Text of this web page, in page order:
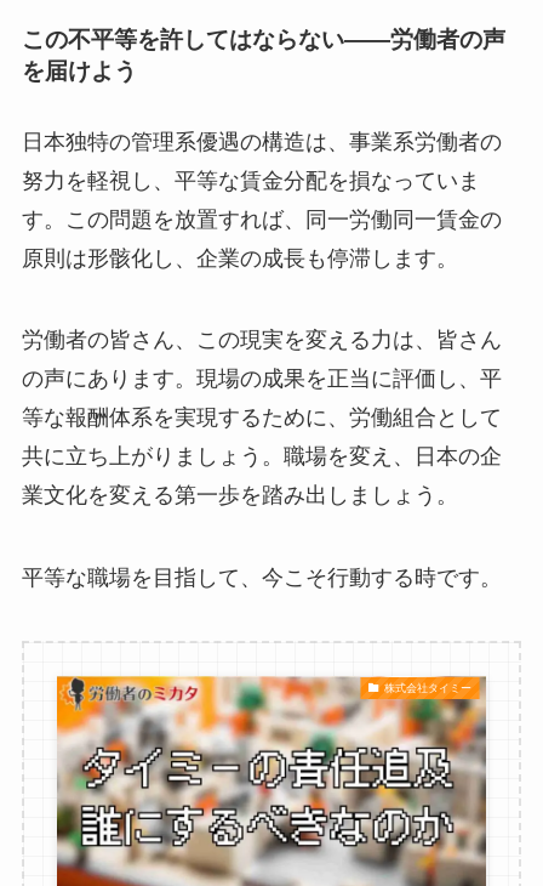
この不平等を許してはならない――労働者の声
を届けよう
日本独特の管理系優遇の構造は、事業系労働者の
努力を軽視し、平等な賃金分配を損なっていま
す。この問題を放置すれば、同一労働同一賃金の
原則は形骸化し、企業の成長も停滞します。
労働者の皆さん、この現実を変える力は、皆さん
の声にあります。現場の成果を正当に評価し、平
等な報酬体系を実現するために、労働組合として
共に立ち上がりましょう。職場を変え、日本の企
業文化を変える第一歩を踏み出しましょう。
平等な職場を目指して、今こそ行動する時です。
株式会社タイミー